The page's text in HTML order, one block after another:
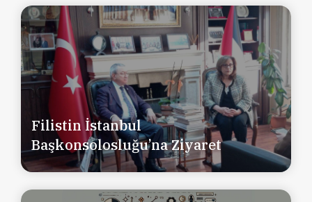
Filistin İstanbul
Başkonsolosluğu’na Ziyaret